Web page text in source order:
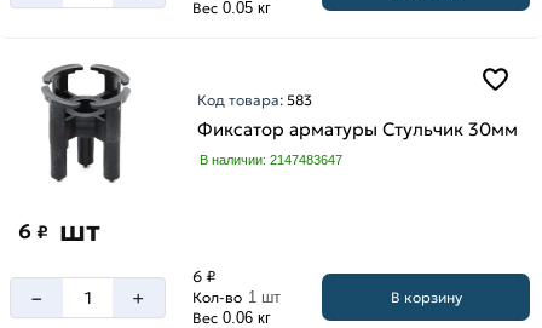
Вес 0.05 кг
Код товара:583
Фиксатор арматуры Стульчик 30мм
В наличии: 2147483647
6 ₽ шт
– +
6 ₽
Кол-во 1 шт
Вес 0.06 кг
В корзину